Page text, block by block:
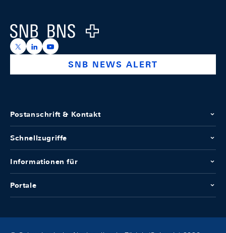
Logo
https://x.com/snb_bns
https://ch.linkedin.com/company/swiss-national-
https://www.youtube.com/@swissnationalbank
SNB NEWS ALERT
Postanschrift & Kontakt
Schnellzugriffe
Informationen für
Portale